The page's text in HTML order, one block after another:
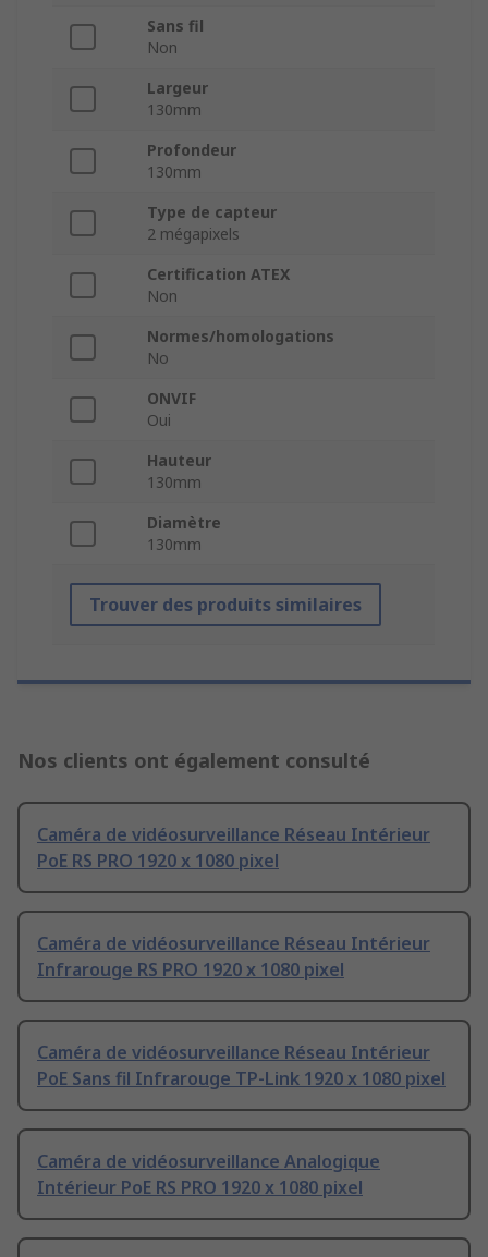
Sans fil
Non
Largeur
130mm
Profondeur
130mm
Type de capteur
2 mégapixels
Certification ATEX
Non
Normes/homologations
No
ONVIF
Oui
Hauteur
130mm
Diamètre
130mm
Trouver des produits similaires
Nos clients ont également consulté
Caméra de vidéosurveillance Réseau Intérieur
PoE RS PRO 1920 x 1080 pixel
Caméra de vidéosurveillance Réseau Intérieur
Infrarouge RS PRO 1920 x 1080 pixel
Caméra de vidéosurveillance Réseau Intérieur
PoE Sans fil Infrarouge TP-Link 1920 x 1080 pixel
Caméra de vidéosurveillance Analogique
Intérieur PoE RS PRO 1920 x 1080 pixel